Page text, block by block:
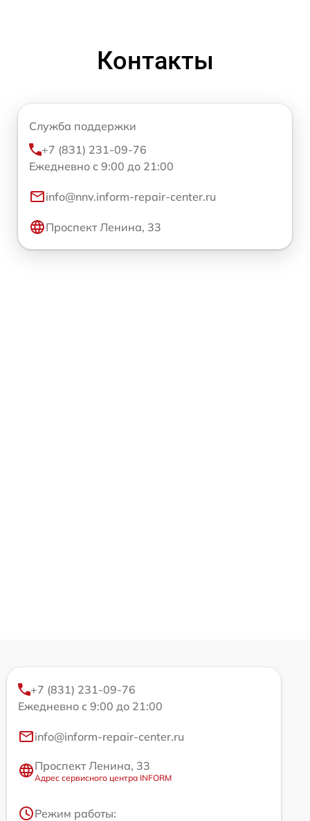
Контакты
Служба поддержки
+7 (831) 231-09-76
Ежедневно с 9:00 до 21:00
info@nnv.inform-repair-center.ru
Проспект Ленина, 33
+7 (831) 231-09-76
Ежедневно с 9:00 до 21:00
info@inform-repair-center.ru
Проспект Ленина, 33
Адрес сервисного центра INFORM
Режим работы: